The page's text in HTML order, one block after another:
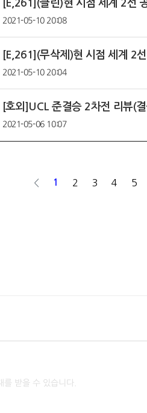
2021-05-10 20:08
2021-05-10 20:04
2021-05-06 10:07
< 1 2 3 4 5